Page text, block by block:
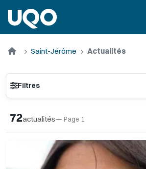
Saint-Jérôme Actualités
Filtres
72actualités— Page 1